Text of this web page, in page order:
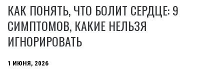
КАК ПОНЯТЬ, ЧТО БОЛИТ СЕРДЦЕ: 9
СИМПТОМОВ, КАКИЕ НЕЛЬЗЯ
ИГНОРИРОВАТЬ
1 ИЮНЯ, 2026